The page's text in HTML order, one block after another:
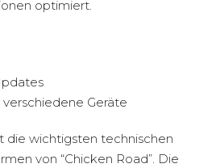
optimiert.
Geräte
die wichtigsten technischen
von “Chicken Road”. Die